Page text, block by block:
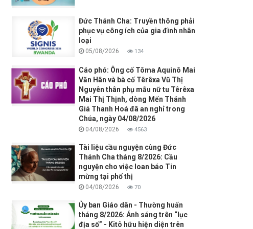
Đức Thánh Cha: Truyền thông phải
phục vụ công ích của gia đình nhân
loại
05/08/2026 134
Cáo phó: Ông cố Tôma Aquinô Mai
Văn Hân và bà cố Têrêxa Vũ Thị
Nguyên thân phụ mẫu nữ tu Têrêxa
Mai Thị Thịnh, dòng Mến Thánh
Giá Thanh Hoá đã an nghỉ trong
Chúa, ngày 04/08/2026
04/08/2026 4563
Tài liệu cầu nguyện cùng Đức
Thánh Cha tháng 8/2026: Cầu
nguyện cho việc loan báo Tin
mừng tại phố thị
04/08/2026 70
Ủy ban Giáo dân - Thường huấn
tháng 8/2026: Ánh sáng trên “lục
địa số” - Kitô hữu hiện diện trên